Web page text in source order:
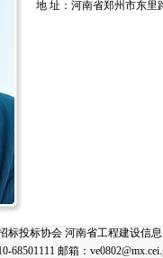
地 址：河南省郑州市东里
标投标协会 河南省工程建设信
68501111 邮箱：